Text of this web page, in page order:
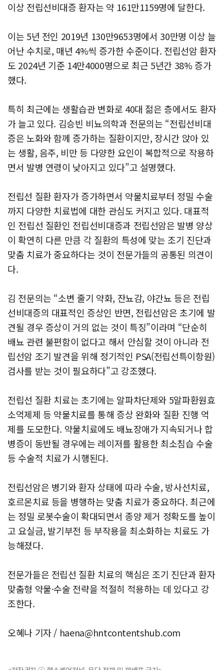
이상 전립선비대증 환자는 약 161만1159명에 달한다.
이는 5년 전인 2019년 130만9653명에서 30만명 이상 늘
어난 수치로, 매년 4%씩 증가한 수준이다. 전립선암 환자
도 2024년 기준 14만4000명으로 최근 5년간 38% 증가
했다.
특히 최근에는 생활습관 변화로 40대 젊은 층에서도 환자
가 늘고 있다. 김승빈 비뇨의학과 전문의는 “전립선비대
증은 노화와 함께 증가하는 질환이지만, 장시간 앉아 있
는 생활, 음주, 비만 등 다양한 요인이 복합적으로 작용하
면서 발병 연령이 낮아지고 있다”고 설명했다.
전립선 질환 환자가 증가하면서 약물치료부터 정밀 수술
까지 다양한 치료법에 대한 관심도 커지고 있다. 대표적
인 전립선 질환인 전립선비대증과 전립선암은 발병 양상
이 확연히 다른 만큼 각 질환의 특성에 맞는 조기 진단과
맞춤 치료가 중요하다는 것이 전문가들의 공통된 의견이
다.
김 전문의는 “소변 줄기 약화, 잔뇨감, 야간뇨 등은 전립
선비대증의 대표적인 증상인 반면, 전립선암은 초기에 발
견될 경우 증상이 거의 없는 것이 특징”이라며 “단순히
배뇨 관련 불편함이 없다고 해서 안심할 것이 아니라 전
립선암 조기 발견을 위해 정기적인 PSA(전립선특이항원)
검사를 받는 것이 필요하다”고 강조했다.
전립선 질환 치료는 초기에는 알파차단제와 5알파환원효
소억제제 등 약물치료를 통해 증상 완화와 질환 진행 억
제를 도모한다. 약물치료에도 배뇨장애가 지속되거나 합
병증이 동반될 경우에는 레이저를 활용한 최소침습 수술
등 수술적 치료가 시행된다.
전립선암은 병기와 환자 상태에 따라 수술, 방사선치료,
호르몬치료 등을 병행하는 맞춤 치료가 중요하다. 최근에
는 정밀 로봇수술이 확대되면서 종양 제거 정확도를 높이
고 요실금, 발기부전 등 부작용을 최소화하는 치료도 가
능해졌다.
전문가들은 전립선 질환 치료의 핵심은 조기 진단과 환자
맞춤형 약물·수술 전략을 적절히 적용하는 데 있다고 강
조한다.
오혜나 기자 / haena@hntcontentshub.com